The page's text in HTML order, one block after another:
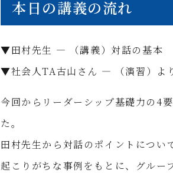
本日の講義の流れ
▼田村先生 ― （講義）対話の基本
▼社会人TA古山さん ― （演習）よ
今回からリーダーシップ基礎力の4
た。
田村先生から対話のポイントについ
起こりがちな事例をもとに、グルー